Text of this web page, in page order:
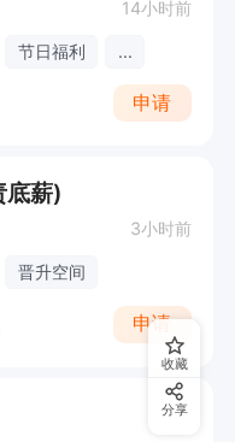
14小时前
节日福利 ...
申请
底薪)
3小时前
晋升空间
申请
收藏
分享